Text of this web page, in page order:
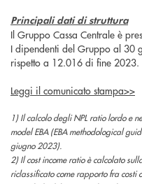
Principali dati di struttura
Il Gruppo Cassa Centrale è
I dipendenti del Gruppo al 30
rispetto a 12.016 di fine 2023.
Leggi il comunicato stampa>>
1) Il calcolo degli NPL ratio lordo e
model EBA (EBA methodological
giugno 2023).
2) Il cost income ratio è calcolato
riclassificato come rapporto fra